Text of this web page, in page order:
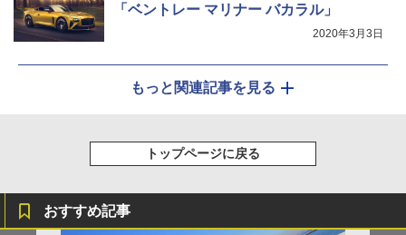
「ベントレー マリナー バカラル」
2020年3月3日
もっと関連記事を見る
トップページに戻る
おすすめ記事